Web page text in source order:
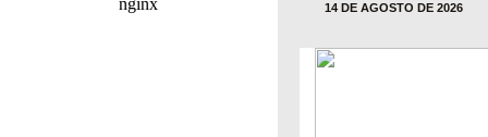
14 DE AGOSTO DE 2026